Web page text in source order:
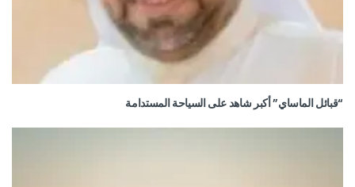
“قبائل الماساي” أكبر شاهد على السياحة المستدامة